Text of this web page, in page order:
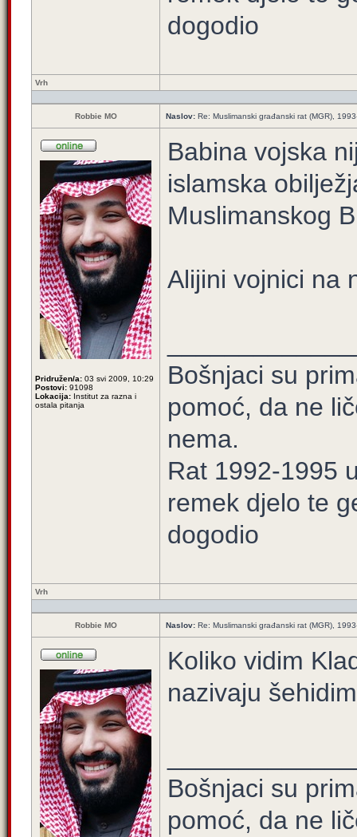
dogodio
Vrh
Robbie MO Naslov: Re: Muslimanski građanski rat (MGR),
Pridružen/a: 03 svi 2009, 10:29
Postovi: 91098
Lokacija: Institut za razna i
ostala pitanja
Babina vojska
islamska
Muslimanskog
Alijini vojnici na
Bošnjaci su
pomoć, da ne
nema.
Rat 1992-1995
remek djelo te
dogodio
Vrh
Robbie MO Naslov: Re: Muslimanski građanski rat (MGR),
Koliko vidim
nazivaju
Bošnjaci su
pomoć, da ne